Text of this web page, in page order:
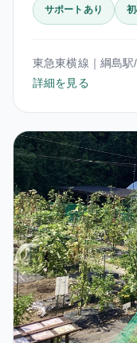
サポートあり
東急東横線｜綱島
詳細を見る